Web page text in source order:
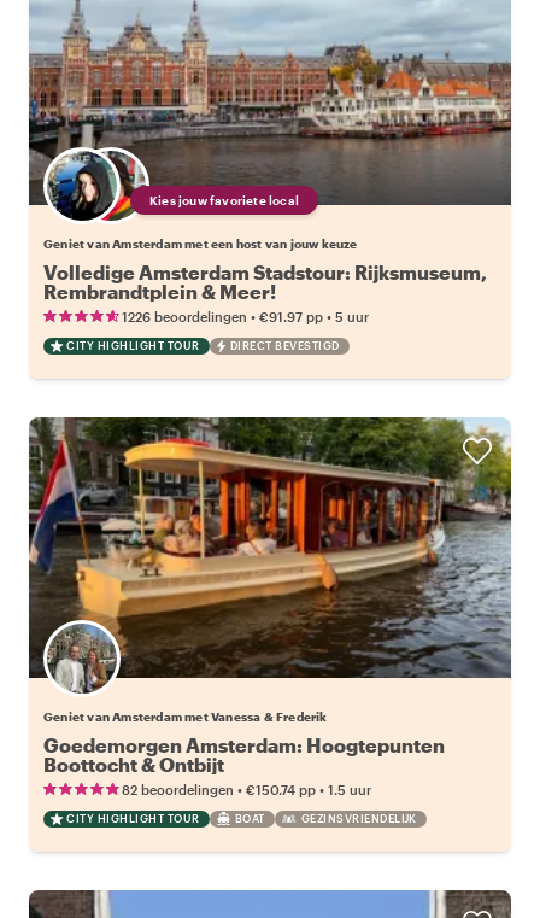
Kies jouw favoriete local
Geniet van Amsterdam met een host van jouw keuze
Volledige Amsterdam Stadstour: Rijksmuseum,
Rembrandtplein & Meer!
1226 beoordelingen • €91.97 pp • 5 uur
CITY HIGHLIGHT TOUR DIRECT BEVESTIGD
Geniet van Amsterdam met Vanessa & Frederik
Goedemorgen Amsterdam: Hoogtepunten
Boottocht & Ontbijt
82 beoordelingen • €150.74 pp • 1.5 uur
CITY HIGHLIGHT TOUR BOAT GEZINSVRIENDELIJK